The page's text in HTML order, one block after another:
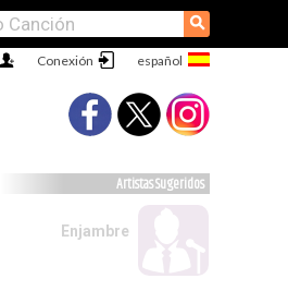
⚲
Conexión
Artistas Sugeridos
Enjambre